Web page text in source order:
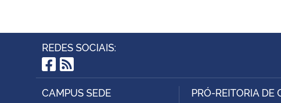
REDES SOCIAIS:
Facebook
RSS
CAMPUS SEDE PRÓ-REITORIA DE